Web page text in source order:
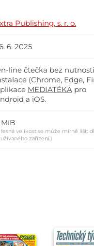
Publishing, s. r. o.
6. 2025
line čtečka bez nutnosti
(Chrome, Edge,
MEDIATÉKA pro
a iOS.
velikost se může mírně lišit
zařízení.)